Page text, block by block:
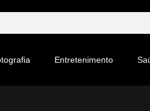
Entretenimento